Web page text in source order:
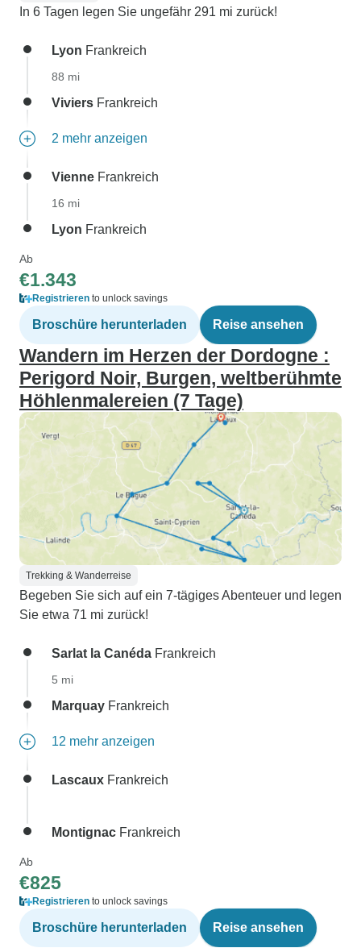
In 6 Tagen legen Sie ungefähr 291 mi zurück!
Lyon Frankreich
88 mi
Viviers Frankreich
2 mehr anzeigen
Vienne Frankreich
16 mi
Lyon Frankreich
Ab
€1.343
Registrieren to unlock savings
Broschüre herunterladen Reise ansehen
Wandern im Herzen der Dordogne :
Perigord Noir, Burgen, weltberühmte
Höhlenmalereien (7 Tage)
Trekking & Wanderreise
Begeben Sie sich auf ein 7-tägiges Abenteuer und legen
Sie etwa 71 mi zurück!
Sarlat la Canéda Frankreich
5 mi
Marquay Frankreich
12 mehr anzeigen
Lascaux Frankreich
Montignac Frankreich
Ab
€825
Registrieren to unlock savings
Broschüre herunterladen Reise ansehen